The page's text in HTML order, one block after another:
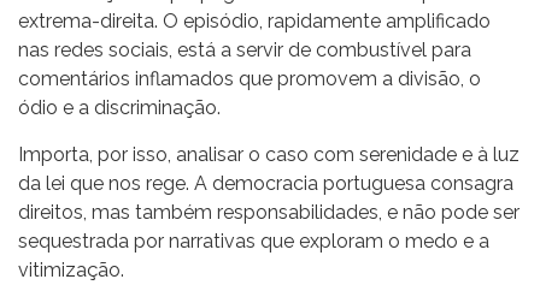
extrema-direita. O episódio, rapidamente amplificado
nas redes sociais, está a servir de combustível para
comentários inflamados que promovem a divisão, o
ódio e a discriminação.
Importa, por isso, analisar o caso com serenidade e à luz
da lei que nos rege. A democracia portuguesa consagra
direitos, mas também responsabilidades, e não pode ser
sequestrada por narrativas que exploram o medo e a
vitimização.